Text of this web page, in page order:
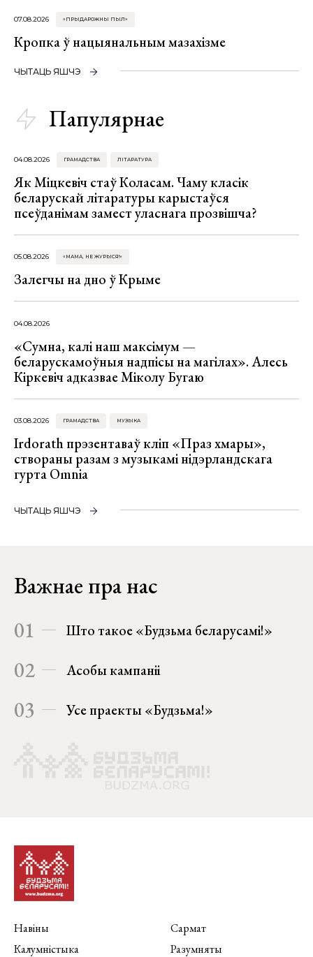
07.08.2026 «ПРЫДАРОЖНЫ ПЫЛ»
Кропка ў нацыянальным мазахізме
ЧЫТАЦЬ ЯШЧЭ
Папулярнае
04.08.2026 ГРАМАДСТВА ЛІТАРАТУРА
Як Міцкевіч стаў Коласам. Чаму класік
беларускай літаратуры карыстаўся
псеўданімам замест уласнага прозвішча?
05.08.2026 «МАМА, НЕ ЖУРЫСЯ!»
Залегчы на дно ў Крыме
04.08.2026
«Сумна, калі наш максімум —
беларускамоўныя надпісы на магілах». Алесь
Кіркевіч адказвае Міколу Бугаю
03.08.2026 ГРАМАДСТВА МУЗЫКА
Irdorath прэзентаваў кліп «Праз хмары»,
створаны разам з музыкамі нідэрландскага
гурта Omnia
ЧЫТАЦЬ ЯШЧЭ
Важнае пра нас
01 Што такое «Будзьма беларусамі!»
02 Асобы кампаніі
03 Усе праекты «Будзьма!»
Навіны
Калумністыка
Сармат
Разумняты